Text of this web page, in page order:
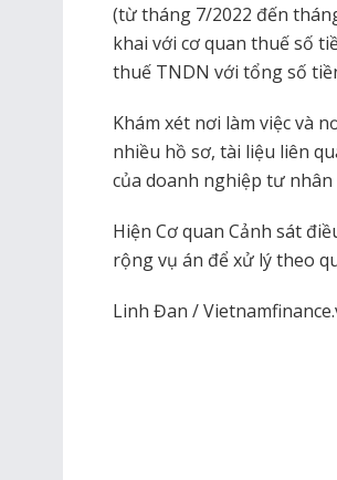
(từ tháng 7/2022 đến
khai với cơ quan thuế số
thuế TNDN với tổng số
Khám xét nơi làm việc và
nhiều hồ sơ, tài liệu liên
của doanh nghiệp tư
Hiện Cơ quan Cảnh sát
rộng vụ án để xử lý theo
Linh Đan /